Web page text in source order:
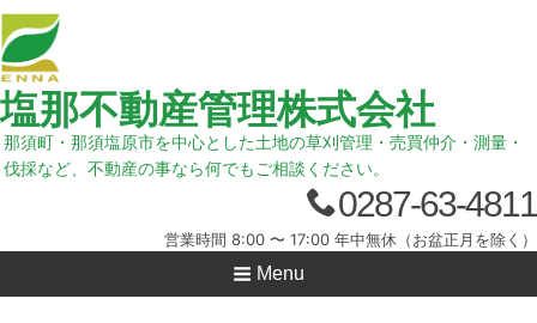
塩那不動産管理株式会社
那須町・那須塩原市を中心とした土地の草刈管理・売買仲介・測量・
伐採など、不動産の事なら何でもご相談ください。
0287-63-4811
営業時間 8:00 〜 17:00 年中無休（お盆正月を除く）
Menu